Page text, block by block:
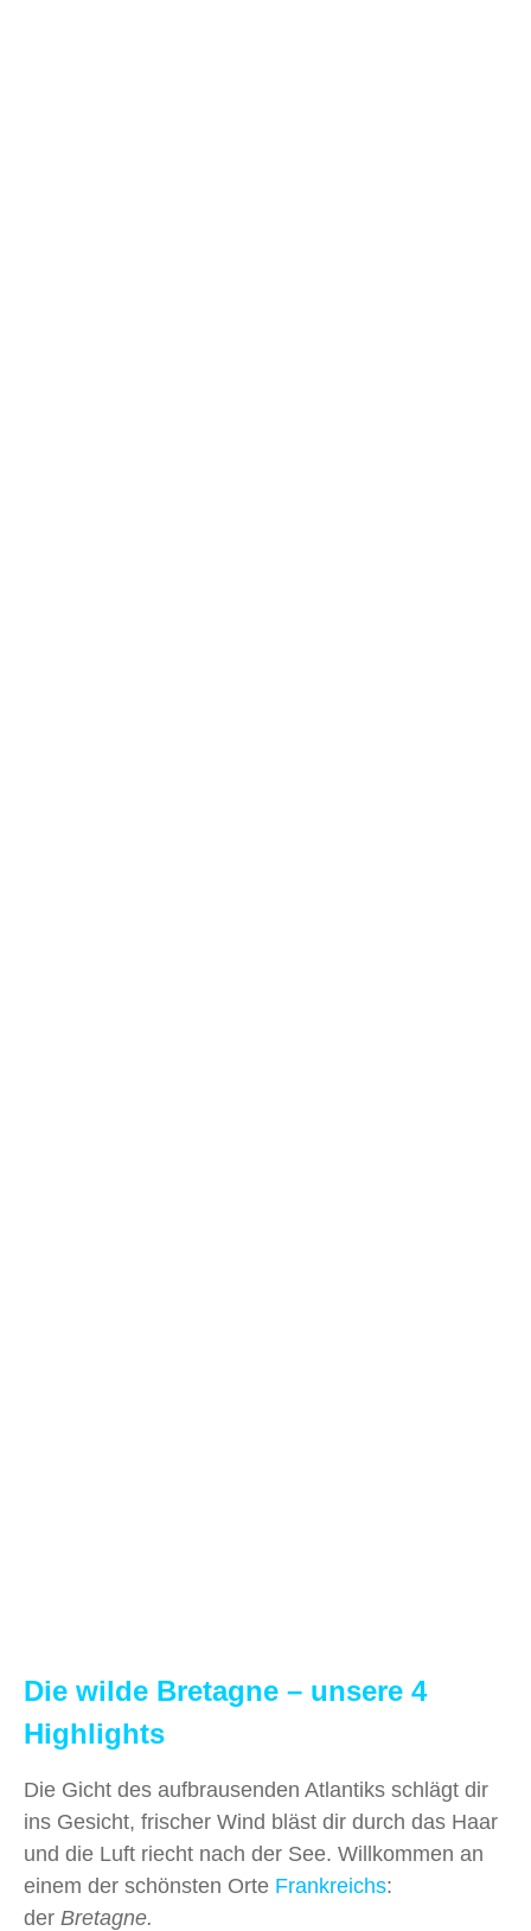
Die wilde Bretagne – unsere 4
Highlights
Die Gicht des aufbrausenden Atlantiks schlägt dir
ins Gesicht, frischer Wind bläst dir durch das Haar
und die Luft riecht nach der See. Willkommen an
einem der schönsten Orte Frankreichs:
der Bretagne.